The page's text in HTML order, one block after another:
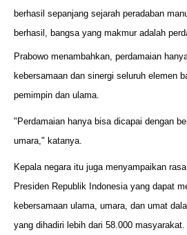
berhasil sepanjang sejarah peradaban
berhasil, bangsa yang makmur adalah
Prabowo menambahkan, perdamaian
kebersamaan dan sinergi seluruh elemen
pemimpin dan ulama.
"Perdamaian hanya bisa dicapai dengan
umara," katanya.
Kepala negara itu juga menyampaikan
Presiden Republik Indonesia yang dapat
kebersamaan ulama, umara, dan umat
yang dihadiri lebih dari 58.000 masyarakat.